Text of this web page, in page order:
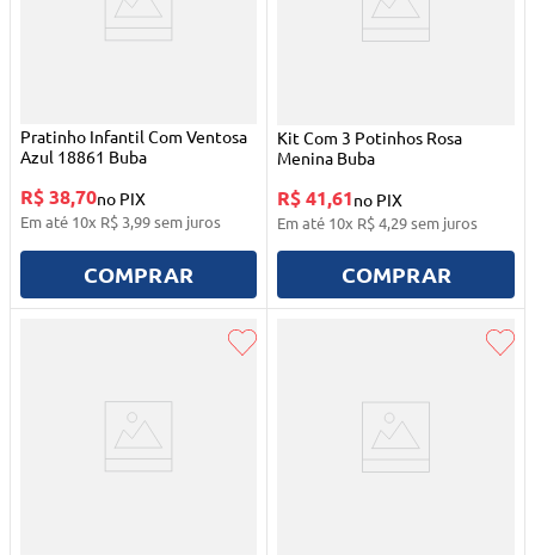
Pratinho Infantil Com Ventosa
Azul 18861 Buba
R$ 38,70no PIX
Em até 10x R$ 3,99sem juros
COMPRAR
Kit Com 3 Potinhos Rosa
Menina Buba
R$ 41,61no PIX
Em até 10x R$4,29sem juros
COMPRAR